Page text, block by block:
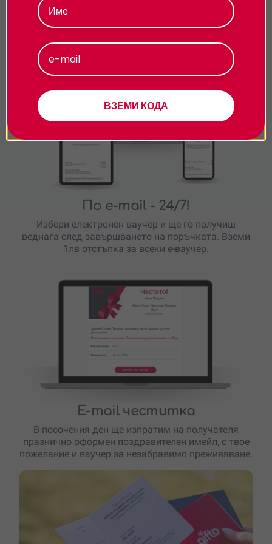
По e-mail - 24/7!
Избери електронен ваучер и ще го получиш
веднага след завършването на поръчката. Вземи
1лв отстъпка за всеки е-ваучер.
E-mail честитка
В посочения ден ще изпратим на получателя
празнично оформен поздравителен имейл, с твое
пожелание и ваучер за незабравимо преживяване.
ВЗЕМИ КОДА